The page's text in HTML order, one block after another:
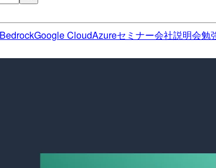
BedrockGoogle CloudAzureセミナー会社説明会勉